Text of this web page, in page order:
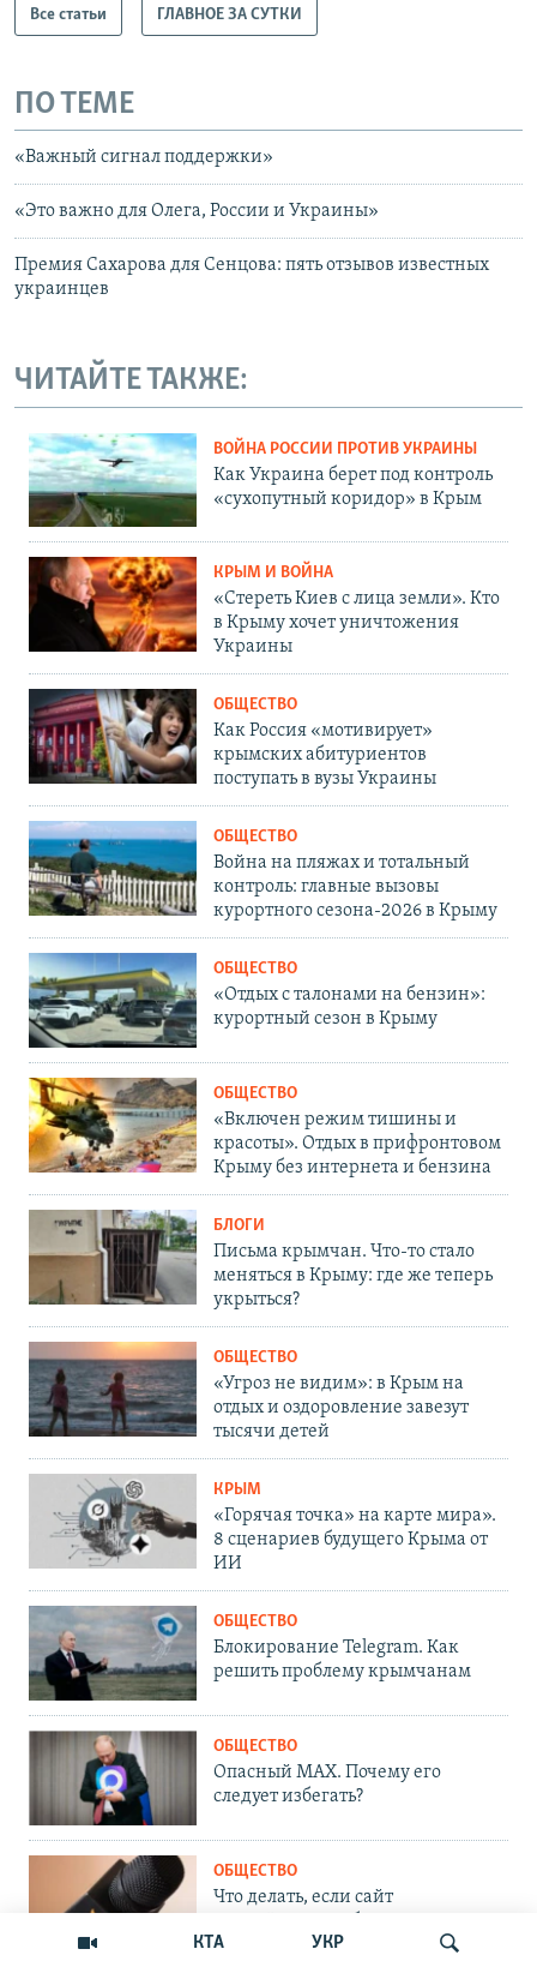
КТА УКР
Все статьи ГЛАВНОЕ ЗА СУТКИ
ПО ТЕМЕ
«Важный сигнал поддержки»
«Это важно для Олега, России и Украины»
Премия Сахарова для Сенцова: пять отзывов известных
украинцев
ЧИТАЙТЕ ТАКЖЕ:
ВОЙНА РОССИИ ПРОТИВ УКРАИНЫ
Как Украина берет под контроль
«сухопутный коридор» в Крым
КРЫМ И ВОЙНА
«Стереть Киев с лица земли». Кто
в Крыму хочет уничтожения
Украины
ОБЩЕСТВО
Как Россия «мотивирует»
крымских абитуриентов
поступать в вузы Украины
ОБЩЕСТВО
Война на пляжах и тотальный
контроль: главные вызовы
курортного сезона-2026 в Крыму
ОБЩЕСТВО
«Отдых с талонами на бензин»:
курортный сезон в Крыму
ОБЩЕСТВО
«Включен режим тишины и
красоты». Отдых в прифронтовом
Крыму без интернета и бензина
БЛОГИ
Письма крымчан. Что-то стало
меняться в Крыму: где же теперь
укрыться?
ОБЩЕСТВО
«Угроз не видим»: в Крым на
отдых и оздоровление завезут
тысячи детей
КРЫМ
«Горячая точка» на карте мира».
8 сценариев будущего Крыма от
ИИ
ОБЩЕСТВО
Блокирование Telegram. Как
решить проблему крымчанам
ОБЩЕСТВО
Опасный MAX. Почему его
следует избегать?
ОБЩЕСТВО
Что делать, если сайт